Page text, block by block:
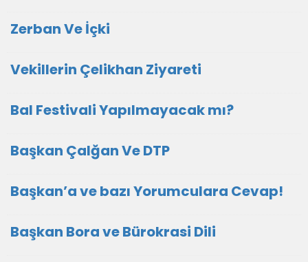
Zerban Ve İçki
Vekillerin Çelikhan Ziyareti
Bal Festivali Yapılmayacak mı?
Başkan Çalğan Ve DTP
Başkan’a ve bazı Yorumculara Cevap!
Başkan Bora ve Bürokrasi Dili